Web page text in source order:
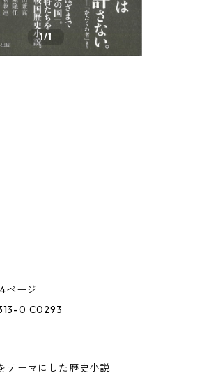
1/1
ページ
0 C0293
テーマにした歴史小説